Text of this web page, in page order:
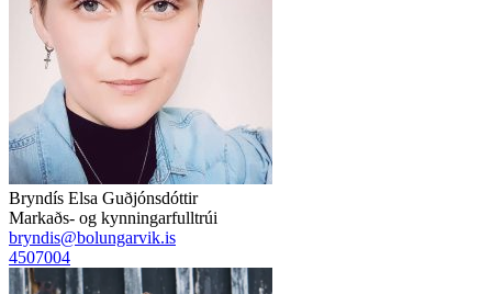
Bryndís Elsa Guðjónsdóttir
Markaðs- og kynningarfulltrúi
bryndis@bolungarvik.is
4507004